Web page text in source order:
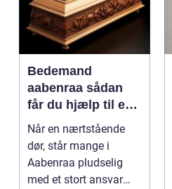
Bedemand
aabenraa sådan
får du hjælp til en
værdig afsked
Når en nærtstående
dør, står mange i
Aabenraa pludselig
med et stort ansvar